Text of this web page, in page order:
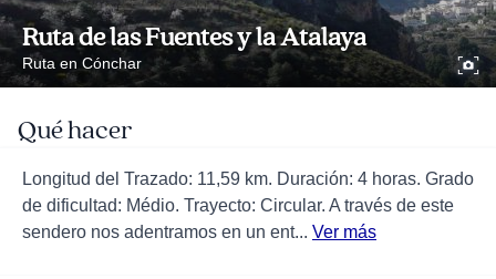
Ruta de las Fuentes y la Atalaya
Ruta en Cónchar
Qué hacer
Longitud del Trazado: 11,59 km. Duración: 4 horas. Grado
de dificultad: Médio. Trayecto: Circular. A través de este
sendero nos adentramos en un ent... Ver más